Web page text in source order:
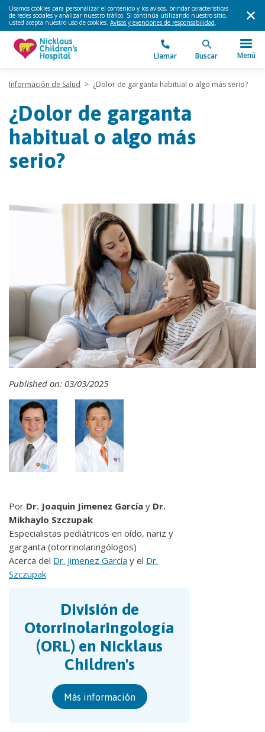
Usamos cookies para personalizar el contenido y los avisos, brindar características
de redes sociales y analizar nuestro tráfico. Si continúa utilizando nuestro sitio,
usted acepta nuestro uso de cookies. Avisos y exenciones de responsabilidad.
Llamar Buscar Menú
Información de Salud > ¿Dolor de garganta habitual o algo más serio?
¿Dolor de garganta
habitual o algo más
serio?
Published on: 03/03/2025
Por Dr. Joaquin Jimenez García y Dr.
Mikhaylo Szczupak
Especialistas pediátricos en oído, nariz y
garganta (otorrinolaringólogos)
Acerca del Dr. Jimenez García y el Dr.
Szczupak
División de
Otorrinolaringología
(ORL) en Nicklaus
Children's
Más información